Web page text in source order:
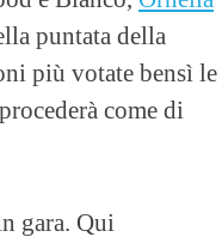
puntata della
più votate bensì le
come di
gara. Qui